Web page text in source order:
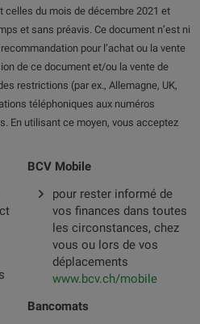
du mois de décembre 2021 et
et sans préavis. Ce document n’est ni
pour l’achat ou la vente
de ce document et/ou la vente de
restrictions (par ex., Allemagne, UK,
téléphoniques aux numéros
En utilisant ce moyen, vous acceptez
BCV Mobile
pour rester informé de
vos finances dans toutes
les circonstances, chez
vous ou lors de vos
déplacements
www.bcv.ch/mobile
Bancomats